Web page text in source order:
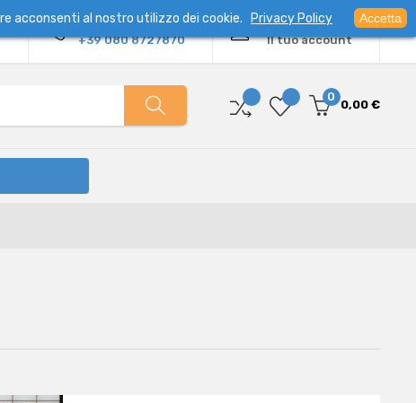
Benvenuto
Il tuo account
Contatto diretto:
+39 080 8727870
0
0,00 €
acconsenti al nostro utilizzo dei cookie. Privacy Policy Accetta